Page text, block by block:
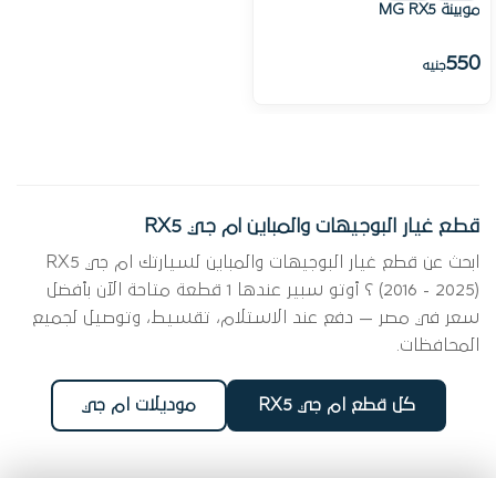
موبينة MG RX5
550جنيه
قطع غيار البوجيهات والمباين ام جي RX5
ابحث عن قطع غيار البوجيهات والمباين لسيارتك ام جي RX5
(2016 - 2025) ؟ أوتو سبير عندها 1 قطعة متاحة الآن بأفضل
سعر في مصر — دفع عند الاستلام، تقسيط، وتوصيل لجميع
المحافظات.
كل قطع ام جي RX5 موديلات ام جي